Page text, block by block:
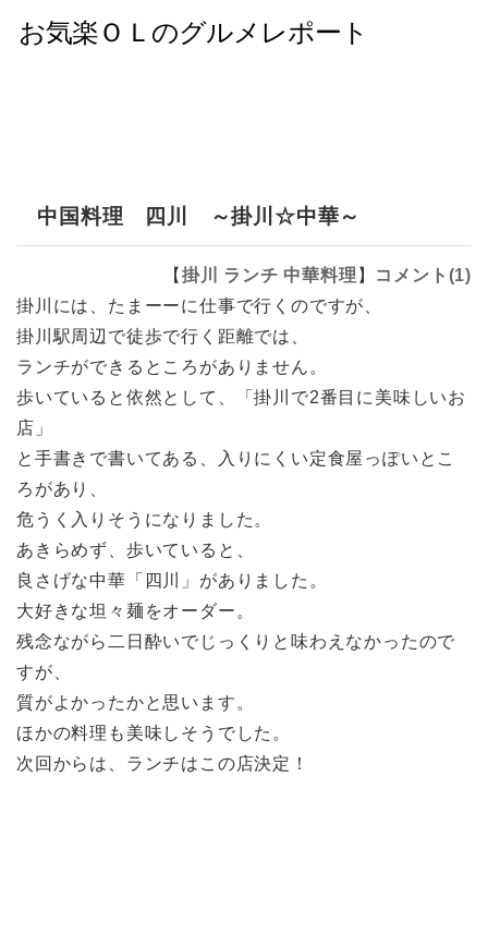
中国料理 四川 ～掛川☆中華～
【 掛川 ランチ 中華料理 】 コメント(1)
掛川には、たまーーに仕事で行くのですが、
掛川駅周辺で徒歩で行く距離では、
ランチができるところがありません。
歩いていると依然として、「掛川で2番目に美味しいお
店」
と手書きで書いてある、入りにくい定食屋っぽいとこ
ろがあり、
危うく入りそうになりました。
あきらめず、歩いていると、
良さげな中華「四川」がありました。
大好きな坦々麺をオーダー。
残念ながら二日酔いでじっくりと味わえなかったので
すが、
質がよかったかと思います。
ほかの料理も美味しそうでした。
次回からは、ランチはこの店決定！